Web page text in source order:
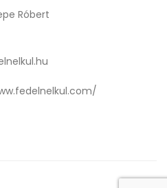
Róbert